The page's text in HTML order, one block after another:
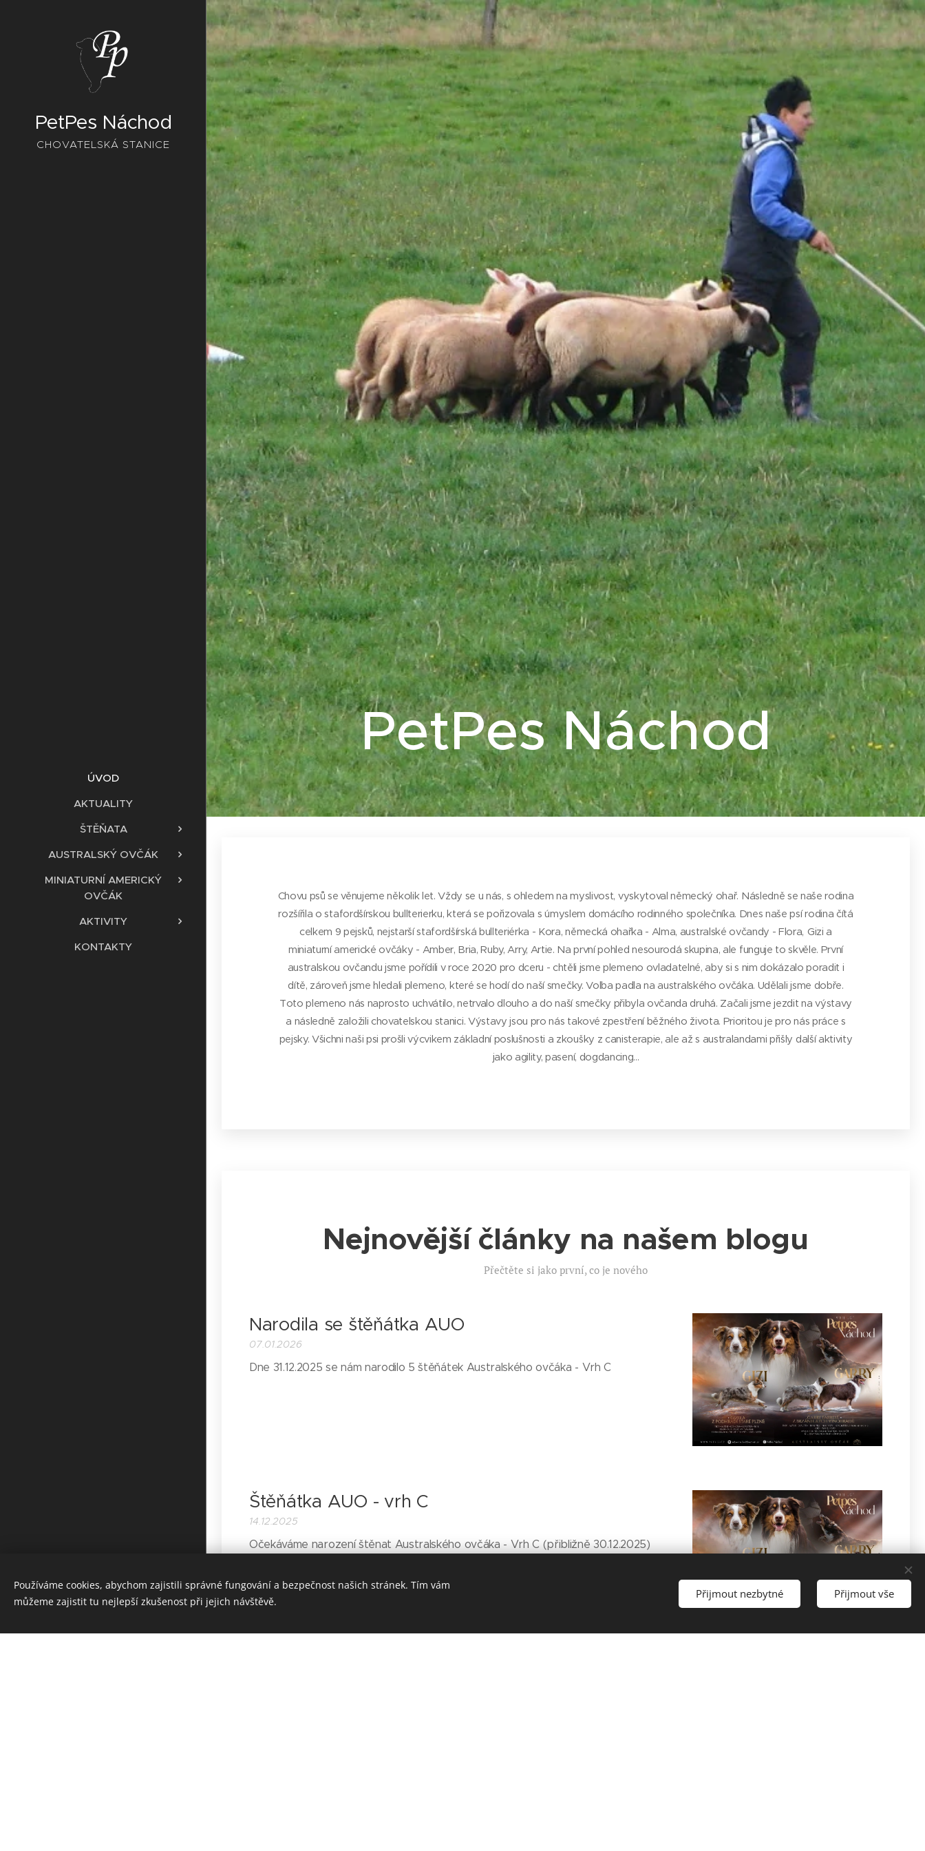
PetPes Náchod
CHOVATELSKÁ STANICE
ÚVOD
AKTUALITY
ŠTĚŇATA
AUSTRALSKÝ OVČÁK
MINIATURNÍ AMERICKÝ
OVČÁK
AKTIVITY
KONTAKTY
PetPes Náchod
Chovu psů se věnujeme několik let. Vždy se u nás, s ohledem na myslivost, vyskytoval německý ohař. Následně se naše rodina
rozšířila o stafordšírskou bullterierku, která se pořizovala s úmyslem domácího rodinného společníka. Dnes naše psí rodina čítá
celkem 9 pejsků, nejstarší stafordšírská bullteriérka - Kora, německá ohařka - Alma, australské ovčandy - Flora, Gizi a
miniaturní americké ovčáky - Amber, Bria, Ruby, Arry, Artie. Na první pohled nesourodá skupina, ale funguje to skvěle. První
australskou ovčandu jsme pořídili v roce 2020 pro dceru - chtěli jsme plemeno ovladatelné, aby si s nim dokázalo poradit i
dítě, zároveň jsme hledali plemeno, které se hodí do naší smečky. Volba padla na australského ovčáka. Udělali jsme dobře.
Toto plemeno nás naprosto uchvátilo, netrvalo dlouho a do naší smečky přibyla ovčanda druhá. Začali jsme jezdit na výstavy
a následně založili chovatelskou stanici. Výstavy jsou pro nás takové zpestření běžného života. Prioritou je pro nás práce s
pejsky. Všichni naši psi prošli výcvikem základní poslušnosti a zkoušky z canisterapie, ale až s australandami přišly další aktivity
jako agility, pasení, dogdancing...
Nejnovější články na našem blogu
Přečtěte si jako první, co je nového
Narodila se štěňátka AUO
07.01.2026
Dne 31.12.2025 se nám narodilo 5 štěňátek Australského ovčáka - Vrh C
Štěňátka AUO - vrh C
14.12.2025
Očekáváme narození štěnat Australského ovčáka - Vrh C (přibližně 30.12.2025)🐾
Vytvořeno službou
Webnode
Používáme cookies, abychom zajistili správné fungování a bezpečnost našich stránek. Tím vám
můžeme zajistit tu nejlepší zkušenost při jejich návštěvě.
Přijmout nezbytné Přijmout vše